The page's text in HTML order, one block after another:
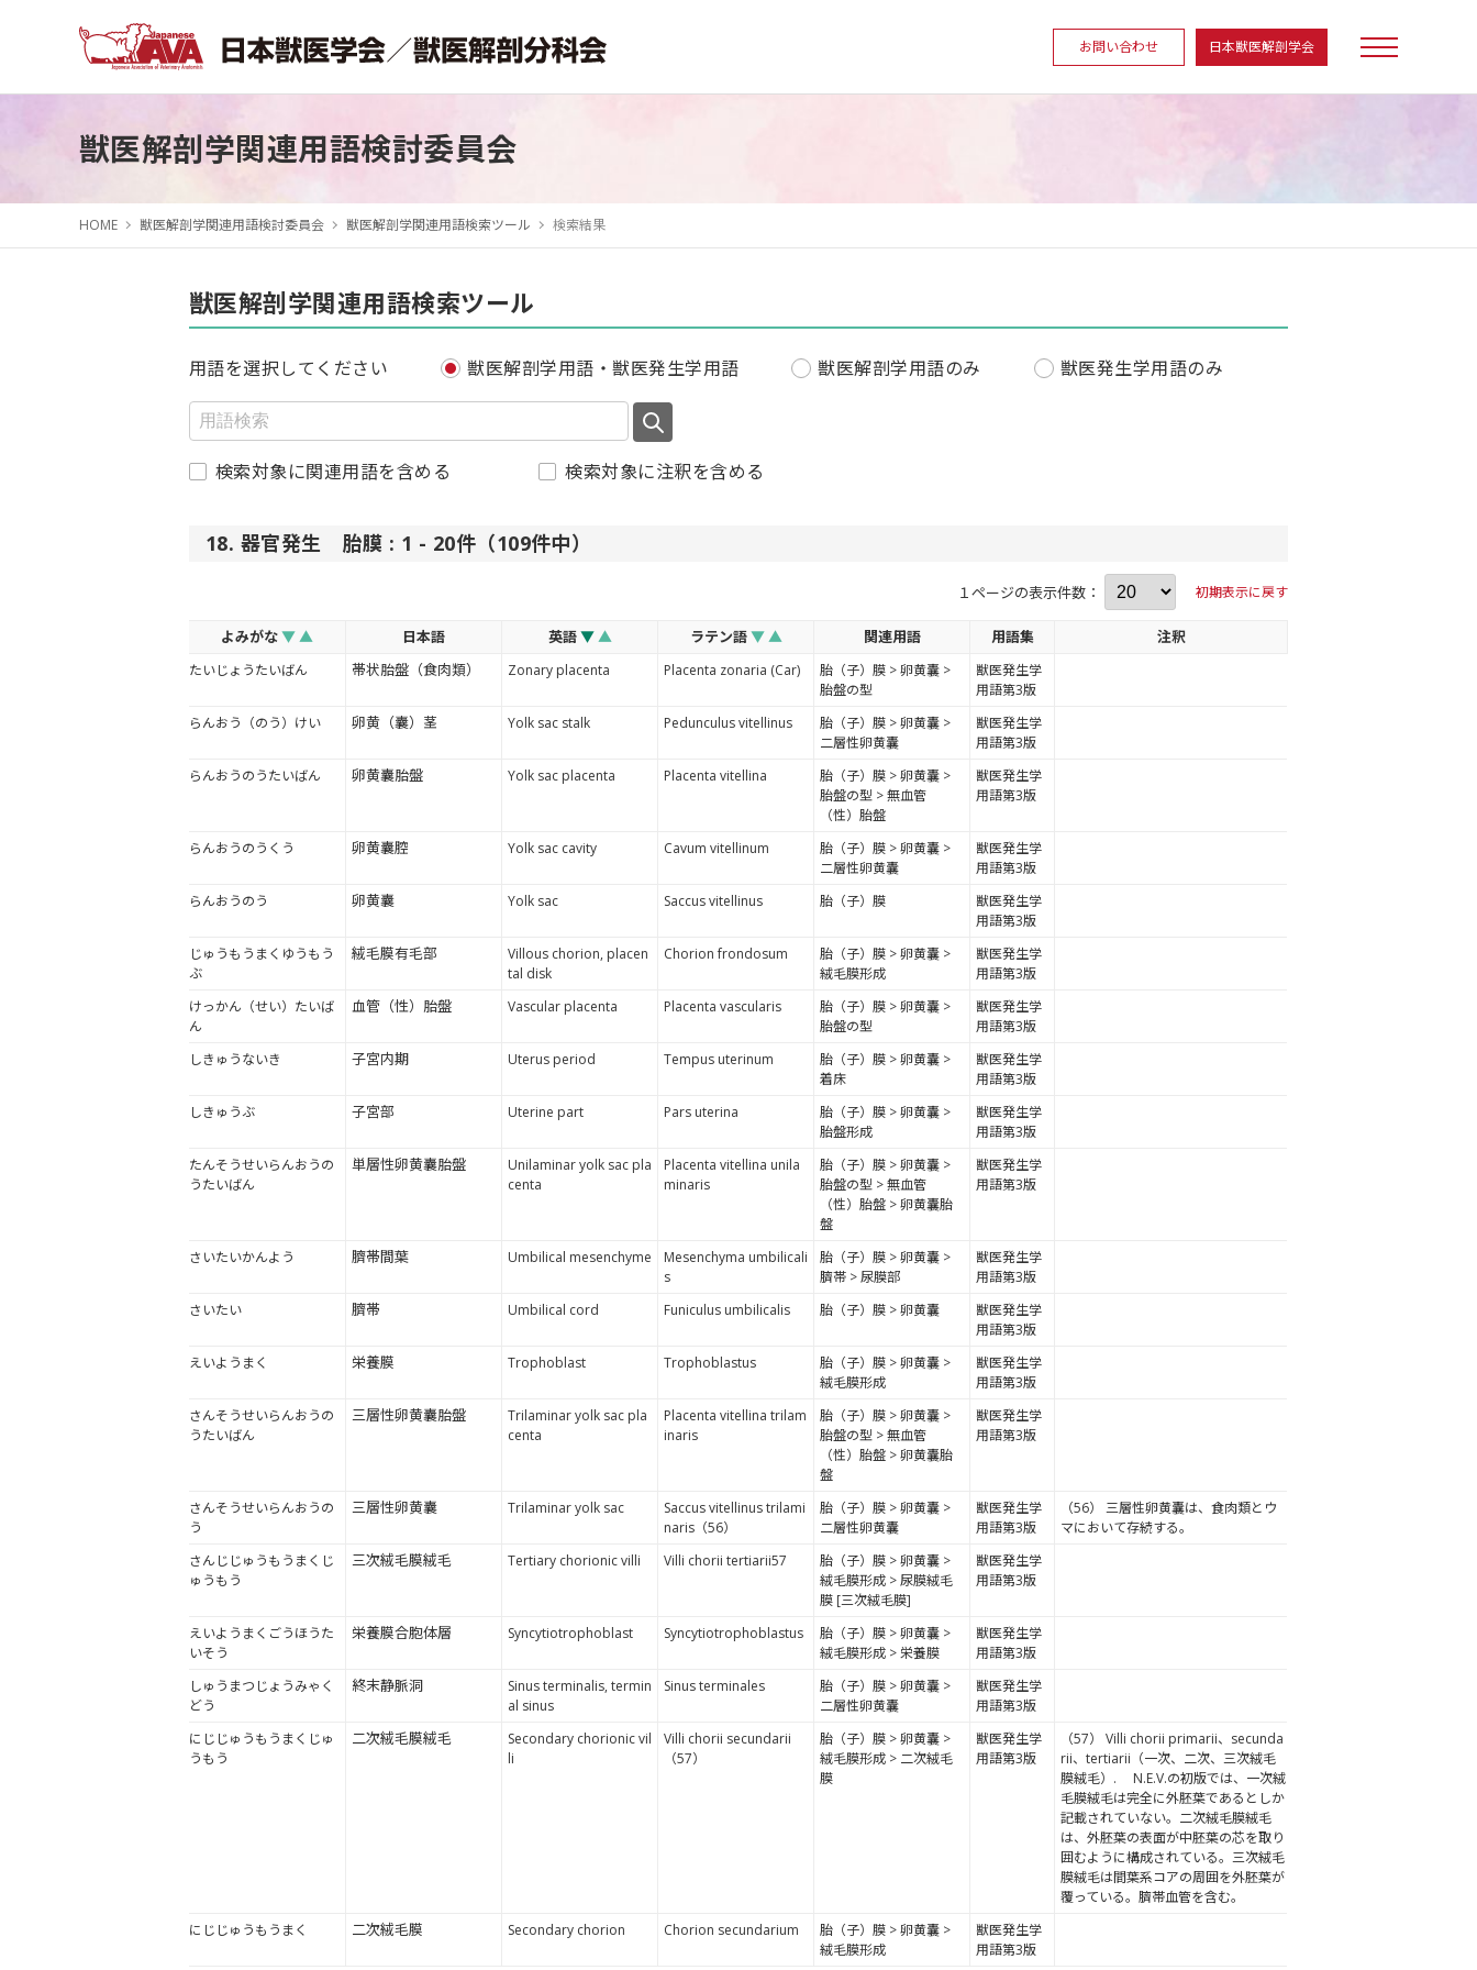
お問い合わせ 日本獣医解剖学会
獣医解剖学関連用語検討委員会
HOME 獣医解剖学関連用語検討委員会 獣医解剖学関連用語検索ツール 検索結果
獣医解剖学関連用語検索ツール
用語を選択してください 獣医解剖学用語・獣医発生学用語 獣医解剖学用語のみ 獣医発生学用語のみ
検索対象に関連用語を含める 検索対象に注釈を含める
18. 器官発生 胎膜 : 1 - 20件（109件中）
１ページの表示件数： 初期表示に戻す
よみがな▼▲ 日本語 英語▼▲ ラテン語▼▲ 関連用語 用語集 注釈
たいじょうたいばん 帯状胎盤（食肉類） Zonary placenta Placenta zonaria (Car)
胎（子）膜 > 卵黄囊 >
胎盤の型
獣医発生学
用語第3版
らんおう（のう）けい
卵黄（囊）茎 Yolk sac stalk Pedunculus vitellinus
胎（子）膜 > 卵黄囊 >
二層性卵黄囊
獣医発生学
用語第3版
らんおうのうたいばん
卵黄囊胎盤 Yolk sac placenta Placenta vitellina
胎（子）膜 > 卵黄囊 >
胎盤の型 > 無血管
（性）胎盤
獣医発生学
用語第3版
らんおうのうくう 卵黄囊腔 Yolk sac cavity Cavum vitellinum
胎（子）膜 > 卵黄囊 >
二層性卵黄囊
獣医発生学
用語第3版
らんおうのう
卵黄囊 Yolk sac Saccus vitellinus 胎（子）膜
獣医発生学
用語第3版
じゅうもうまくゆうもう
ぶ
絨毛膜有毛部
Villous chorion, placen
tal disk
Chorion frondosum
胎（子）膜 > 卵黄囊 >
絨毛膜形成
獣医発生学
用語第3版
けっかん（せい）たいば
ん
血管（性）胎盤 Vascular placenta Placenta vascularis
胎（子）膜 > 卵黄囊 >
胎盤の型
獣医発生学
用語第3版
しきゅうないき
子宮内期 Uterus period Tempus uterinum
胎（子）膜 > 卵黄囊 >
着床
獣医発生学
用語第3版
しきゅうぶ
子宮部 Uterine part Pars uterina
胎（子）膜 > 卵黄囊 >
胎盤形成
獣医発生学
用語第3版
たんそうせいらんおうの
うたいばん
単層性卵黄囊胎盤
Unilaminar yolk sac pla
centa
Placenta vitellina unila
minaris
胎（子）膜 > 卵黄囊 >
胎盤の型 > 無血管
（性）胎盤 > 卵黄囊胎
盤
獣医発生学
用語第3版
さいたいかんよう 臍帯間葉 Umbilical mesenchyme
Mesenchyma umbilicali
s
胎（子）膜 > 卵黄囊 >
臍帯 > 尿膜部
獣医発生学
用語第3版
さいたい
臍帯 Umbilical cord Funiculus umbilicalis 胎（子）膜 > 卵黄囊
獣医発生学
用語第3版
えいようまく
栄養膜 Trophoblast Trophoblastus
胎（子）膜 > 卵黄囊 >
絨毛膜形成
獣医発生学
用語第3版
さんそうせいらんおうの
うたいばん
三層性卵黄囊胎盤
Trilaminar yolk sac pla
centa
Placenta vitellina trilam
inaris
胎（子）膜 > 卵黄囊 >
胎盤の型 > 無血管
（性）胎盤 > 卵黄囊胎
盤
獣医発生学
用語第3版
さんそうせいらんおうの
う
三層性卵黄囊 Trilaminar yolk sac
Saccus vitellinus trilami
naris（56）
胎（子）膜 > 卵黄囊 >
二層性卵黄囊
獣医発生学
用語第3版
（56） 三層性卵黄囊は、食肉類とウ
マにおいて存続する。
さんじじゅうもうまくじ
ゅうもう
三次絨毛膜絨毛 Tertiary chorionic villi Villi chorii tertiarii57
胎（子）膜 > 卵黄囊 >
絨毛膜形成 > 尿膜絨毛
膜 [三次絨毛膜]
獣医発生学
用語第3版
えいようまくごうほうた
いそう
栄養膜合胞体層 Syncytiotrophoblast Syncytiotrophoblastus
胎（子）膜 > 卵黄囊 >
絨毛膜形成 > 栄養膜
獣医発生学
用語第3版
しゅうまつじょうみゃく
どう
終末静脈洞
Sinus terminalis, termin
al sinus
Sinus terminales
胎（子）膜 > 卵黄囊 >
二層性卵黄囊
獣医発生学
用語第3版
にじじゅうもうまくじゅ
うもう
二次絨毛膜絨毛
Secondary chorionic vil
li
Villi chorii secundarii
（57）
胎（子）膜 > 卵黄囊 >
絨毛膜形成 > 二次絨毛
膜
獣医発生学
用語第3版
（57） Villi chorii primarii、secunda
rii、tertiarii（一次、二次、三次絨毛
膜絨毛）. N.E.V.の初版では、一次絨
毛膜絨毛は完全に外胚葉であるとしか
記載されていない。二次絨毛膜絨毛
は、外胚葉の表面が中胚葉の芯を取り
囲むように構成されている。三次絨毛
膜絨毛は間葉系コアの周囲を外胚葉が
覆っている。臍帯血管を含む。
にじじゅうもうまく
二次絨毛膜 Secondary chorion Chorion secundarium
胎（子）膜 > 卵黄囊 >
絨毛膜形成
獣医発生学
用語第3版